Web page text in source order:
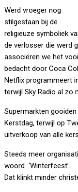
Werd vroeger nog
stilgestaan bij de
religieuze symboliek
de verlosser die werd
associëren we het
bedacht door Coca
Netflix programmeert
terwijl Sky Radio al zo
Supermarkten
Kerstdag, terwijl op
uitverkoop van alle
Steeds meer
woord ‘Winterfeest’.
Dat klinkt minder